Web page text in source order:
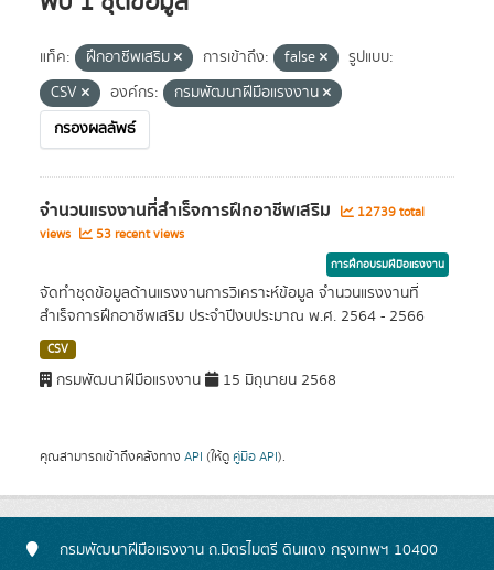
แท็ค: ฝึกอาชีพเสริม การเข้าถึง: false
รูปแบบ:
CSV
องค์กร:
กรมพัฒนาฝีมือแรงงาน
กรองผลลัพธ์
จำนวนแรงงานที่สำเร็จการฝึกอาชีพเสริม
12739 total
views
53 recent views
การฝึกอบรมฝีมือแรงงาน
จัดทำชุดข้อมูลด้านแรงงานการวิเคราะห์ข้อมูล จำนวนแรงงานที่
สำเร็จการฝึกอาชีพเสริม ประจำปีงบประมาณ พ.ศ. 2564 - 2566
CSV
กรมพัฒนาฝีมือแรงงาน 15 มิถุนายน 2568
คุณสามารถเข้าถึงคลังทาง API (ให้ดู คู่มือ API).
กรมพัฒนาฝีมือแรงงาน ถ.มิตรไมตรี ดินแดง กรุงเทพฯ 10400